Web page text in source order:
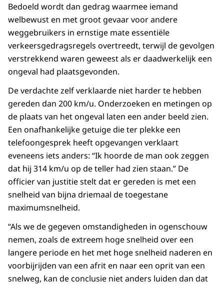
Bedoeld wordt dan gedrag waarmee iemand
welbewust en met groot gevaar voor andere
weggebruikers in ernstige mate essentiële
verkeersgedragsregels overtreedt, terwijl de gevolgen
verstrekkend waren geweest als er daadwerkelijk een
ongeval had plaatsgevonden.
De verdachte zelf verklaarde niet harder te hebben
gereden dan 200 km/u. Onderzoeken en metingen op
de plaats van het ongeval laten een ander beeld zien.
Een onafhankelijke getuige die ter plekke een
telefoongesprek heeft opgevangen verklaart
eveneens iets anders: “Ik hoorde de man ook zeggen
dat hij 314 km/u op de teller had zien staan.” De
officier van justitie stelt dat er gereden is met een
snelheid van bijna driemaal de toegestane
maximumsnelheid.
“Als we de gegeven omstandigheden in ogenschouw
nemen, zoals de extreem hoge snelheid over een
langere periode en het met hoge snelheid naderen en
voorbijrijden van een afrit en naar een oprit van een
snelweg, kan de conclusie niet anders luiden dan dat